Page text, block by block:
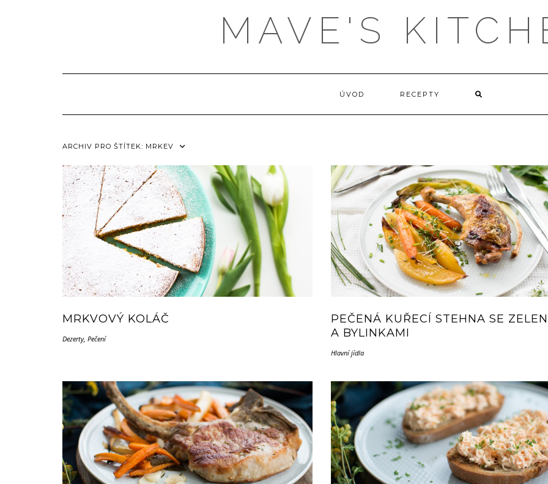
MAVE'S
ÚVOD RECEPTY
ARCHIV PRO ŠTÍTEK: MRKEV
MRKVOVÝ KOLÁČ
Dezerty, Pečení
PEČENÁ KUŘECÍ STEHNA SE
A BYLINKAMI
Hlavní jídla